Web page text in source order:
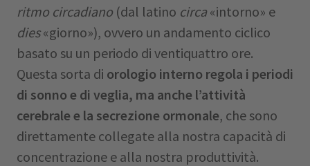
ritmo circadiano (dal latino circa «intorno» e
dies«giorno»), ovvero un andamento ciclico
basato su un periodo di ventiquattro ore.
Questa sorta di orologio interno regola i periodi
di sonno e di veglia, ma anche l’attività
cerebrale e la secrezione ormonale, che sono
direttamente collegate alla nostra capacità di
concentrazione e alla nostra produttività.